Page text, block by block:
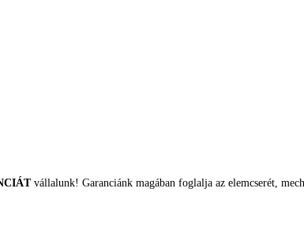
vállalunk! Garanciánk magában foglalja az elemcserét,